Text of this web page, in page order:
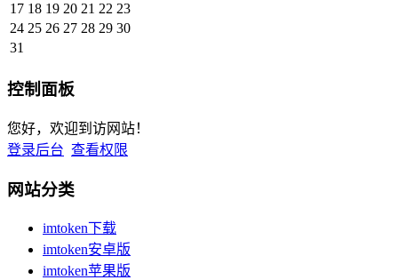
17 18 19 20 21 22 23
24 25 26 27 28 29 30
31
控制面板
您好，欢迎到访网站！
登录后台 查看权限
网站分类
imtoken下载
imtoken安卓版
imtoken苹果版